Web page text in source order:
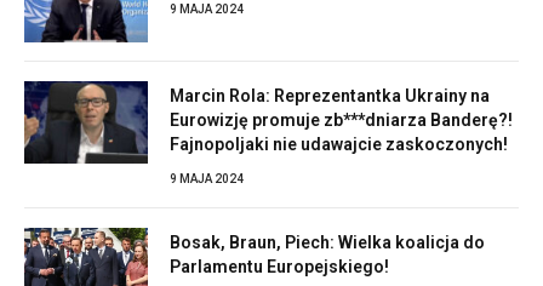
9 MAJA 2024
Marcin Rola: Reprezentantka Ukrainy na
Eurowizję promuje zb***dniarza Banderę?!
Fajnopoljaki nie udawajcie zaskoczonych!
9 MAJA 2024
Bosak, Braun, Piech: Wielka koalicja do
Parlamentu Europejskiego!